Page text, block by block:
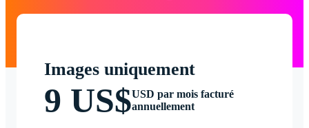
Images uniquement
9 US$USD par mois facturé
annuellement